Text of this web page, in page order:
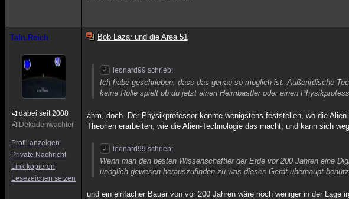
Taln.Reich
dabei seit 2008
Dekadenwächter
Profil anzeigen
Private Nachricht
Link kopieren
Lesezeichen setzen
Bob Lazar und die Area 51
leonard99 schrieb:
Ich habe geschrieben, dass das genau so möglich ist. Außerirdische
keine Rolle spielt ob du jetzt einen Heimbastler oder einen
ähm, doch. Der Physikprofessor könnte wenigstens feststellen, wo die
Theorien erarbeiten, wie die Alien-Technologie das macht, und kann sich
leonard99 schrieb:
Wenn man den besten Wissenschaftler der Erde vor 200 Jahren eine
unöglich gewesen herauszufinden zu was dieses Gerät überhaupt
und ein einfacher Bauer von vor 200 Jahren wäre noch weniger in der Lage